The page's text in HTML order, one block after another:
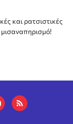
και ρατσιστικές